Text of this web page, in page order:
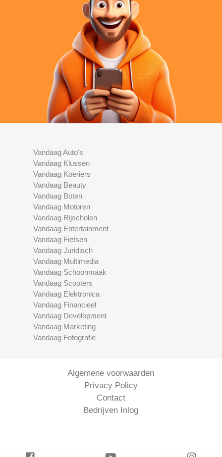
Vandaag Auto's
Vandaag Klussen
Vandaag Koeriers
Vandaag Beauty
Vandaag Boten
Vandaag Motoren
Vandaag Rijscholen
Vandaag Entertainment
Vandaag Fietsen
Vandaag Juridisch
Vandaag Multimedia
Vandaag Schoonmaak
Vandaag Scooters
Vandaag Elektronica
Vandaag Financieel
Vandaag Development
Vandaag Marketing
Vandaag Fotografie
Algemene voorwaarden
Privacy Policy
Contact
Bedrijven Inlog